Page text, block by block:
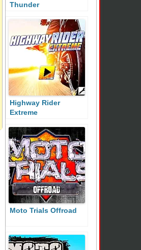
Thunder
Highway Rider
Extreme
Moto Trials Offroad